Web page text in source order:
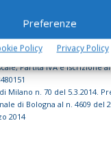
Preferenze
Policy Privacy Policy
i diritti riservati. Sede
Partita IVA e Iscrizione
Milano n. 70 del 5.3.2014.
di Bologna al n. 4609 del
2014